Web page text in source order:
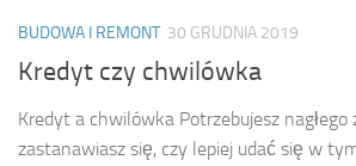
BUDOWA I REMONT 30 GRUDNIA 2019
Kredyt czy chwilówka
Kredyt a chwilówka Potrzebujesz
zastanawiasz się, czy lepiej udać się w